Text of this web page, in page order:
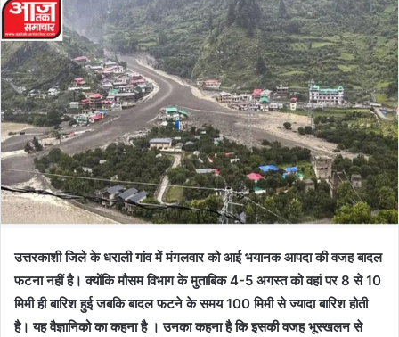
उत्तरकाशी जिले के धराली गांव में मंगलवार को आई भयानक आपदा की वजह बादल
फटना नहीं है। क्योंकि मौसम विभाग के मुताबिक 4-5 अगस्त को वहां पर 8 से 10
मिमी ही बारिश हुई जबकि बादल फटने के समय 100 मिमी से ज्यादा बारिश होती
है। यह वैज्ञानिको का कहना है । उनका कहना है कि इसकी वजह भूस्खलन से